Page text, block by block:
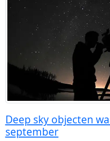
Deep sky objecten
september